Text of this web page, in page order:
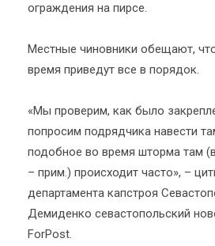
ограждения на пирсе.
Местные чиновники обещают,
время приведут все в порядок.
«Мы проверим, как было
попросим подрядчика навести
подобное во время шторма там
– прим.) происходит часто», –
департамента капстроя
Демиденко севастопольский
ForPost.